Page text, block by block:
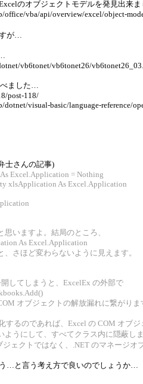
のオブジェクトモデルを発見出来ま
office/vba/api/overview/excel/object-
が…
vb6tonet/vb6tonet26/
ました…
post-118/
visual-basic/language-reference/
士さんの記事)
Excel.Application = Nothing
xlsApplication As Excel.Application
いますよ。結局のところ、
As Excel.Application
さほど変わらないように見えます。
してしまうと、ExcelEx の外部で
オブジェクトの解放漏れに繋がりま
するのであれば、Excel の COM オブジ
うにして、すべてクラス内に隠蔽しま
ェクトではなく、.NET のマネージオ
…と言う考え方で良いのでしょうか…